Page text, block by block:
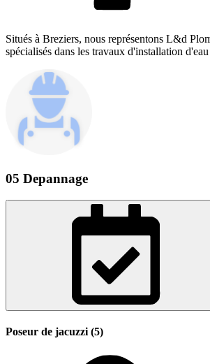
Situés à Breziers, nous représentons L&d
spécialisés dans les travaux d'installation
05 Depannage
Poseur de jacuzzi (5)